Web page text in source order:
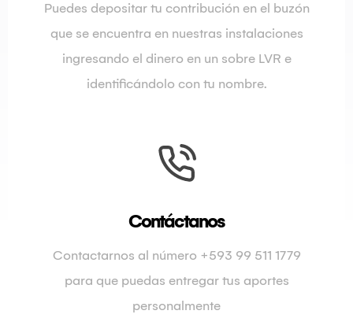
Puedes depositar tu contribución en el buzón
que se encuentra en nuestras instalaciones
ingresando el dinero en un sobre LVR e
identificándolo con tu nombre.
Contáctanos
Contactarnos al número +593 99 511 1779
para que puedas entregar tus aportes
personalmente